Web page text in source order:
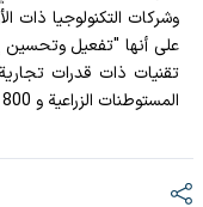
وشركات التكنولوجيا ذات
على أنها "تفعيل وتحسين
المستوطنات الزراعية و 800 هكتار في أراضي المستثمرين والملاك ".